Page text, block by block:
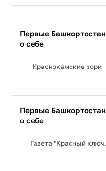
Первые
о себе
Краснокамские зори
Первые
о себе